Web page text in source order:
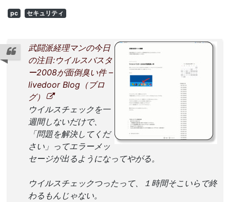
pc セキュリティ
武闘派経理マンの今日
の注目:ウイルスバスタ
ー2008が面倒臭い件 –
livedoor Blog（ブロ
グ）
ウイルスチェックを一
週間しないだけで、
「問題を解決してくだ
さい」ってエラーメッ
セージが出るようになってやがる。
ウイルスチェックつったって、１時間そこいらで終
わるもんじゃない。